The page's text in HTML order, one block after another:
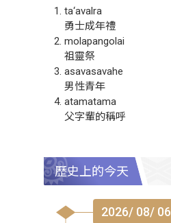
ta‘avalra
勇士成年禮
molapangolai
祖靈祭
asavasavahe
男性青年
atamatama
父字輩的稱呼
歷史上的今天
2026/ 08/ 06